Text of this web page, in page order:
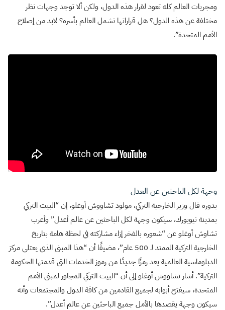
ومجريات العالم كله تعود لقرار هذه الدول، ولكن ألا توجد وجهات نظر
مختلفة عن هذه الدول؟ هل قراراتها تشمل العالم بأسره؟ لابد من إصلاح
الأمم المتحدة”.
وجهة لكل الباحثين عن العدل
بدوره قال وزير الخارجية التركي، مولود تشاووش أوغلو، إن “البيت التركي
بمدينة نيويورك، سيكون وجهة لكل الباحثين عن عالم أعدل” وأعرب
تشاوش أوغلو عن “شعوره بالفخر إزاء مشاركته في لحظة هامة بتاريخ
الخارجية التركية الممتد لـ 500 عام”، مضيفًا أن “هذا المبنى الذي يعتلي مركز
الدبلوماسية العالمية يعد رمزًا جديدًا من رموز الخدمات التي قدمتها الحكومة
التركية”. أشار تشاووش أوغلو إلى أن “البيت التركي المجاور لمبنى الأمم
المتحدة، سيفتح أبوابه لجميع القادمين من كافة الدول والمجتمعات وأنه
سيكون وجهة يقصدها بالأمل جميع الباحثين عن عالم أعدل”.